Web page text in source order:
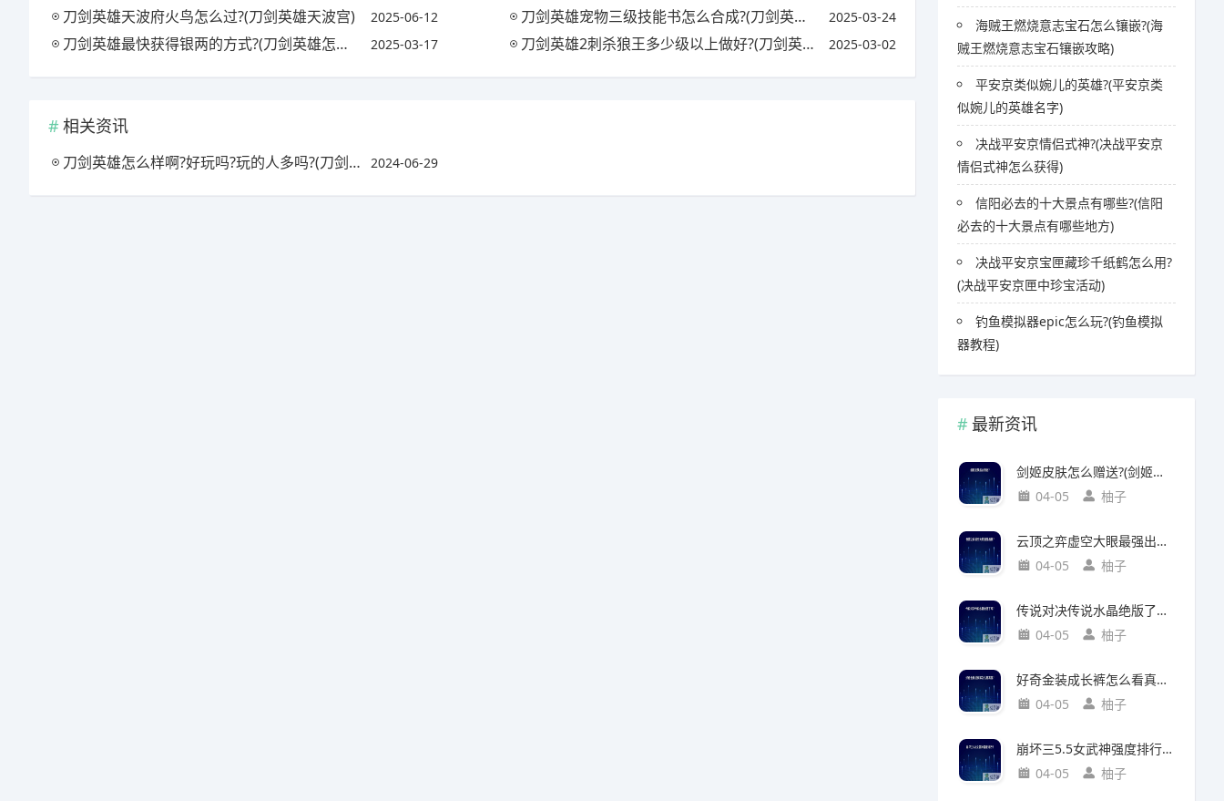
刀剑英雄天波府火鸟怎么过?(刀剑英雄天波宫) 2025-06-12 刀剑英雄宠物三级技能书怎么合成?(刀剑英雄宠物三技能怎么学) 2025-03-24
刀剑英雄最快获得银两的方式?(刀剑英雄怎么获得银两) 2025-03-17 刀剑英雄2刺杀狼王多少级以上做好?(刀剑英雄刺杀狼王条件) 2025-03-02
相关资讯
刀剑英雄怎么样啊?好玩吗?玩的人多吗?(刀剑英雄游戏怎么样) 2024-06-29
海贼王燃烧意志宝石怎么镶嵌?(海
贼王燃烧意志宝石镶嵌攻略)
平安京类似婉儿的英雄?(平安京类
似婉儿的英雄名字)
决战平安京情侣式神?(决战平安京
情侣式神怎么获得)
信阳必去的十大景点有哪些?(信阳
必去的十大景点有哪些地方)
决战平安京宝匣藏珍千纸鹤怎么用?
(决战平安京匣中珍宝活动)
钓鱼模拟器epic怎么玩?(钓鱼模拟
器教程)
最新资讯
剑姬皮肤怎么赠送?(剑姬皮肤怎么赠送给别人)
04-05
柚子
云顶之弈虚空大眼最强出装?(云顶之弈虚空之眼出装)
04-05
柚子
传说对决传说水晶绝版了吗?(传说对决 传说水晶)
04-05
柚子
好奇金装成长裤怎么看真假?(好奇金装成长裤怎么看真假鉴别)
04-05
柚子
崩坏三5.5女武神强度排行?(崩坏三5.2女武神强度)
04-05
柚子